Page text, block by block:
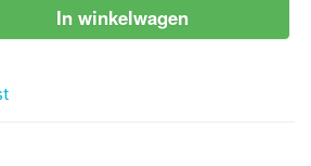
In winkelwagen